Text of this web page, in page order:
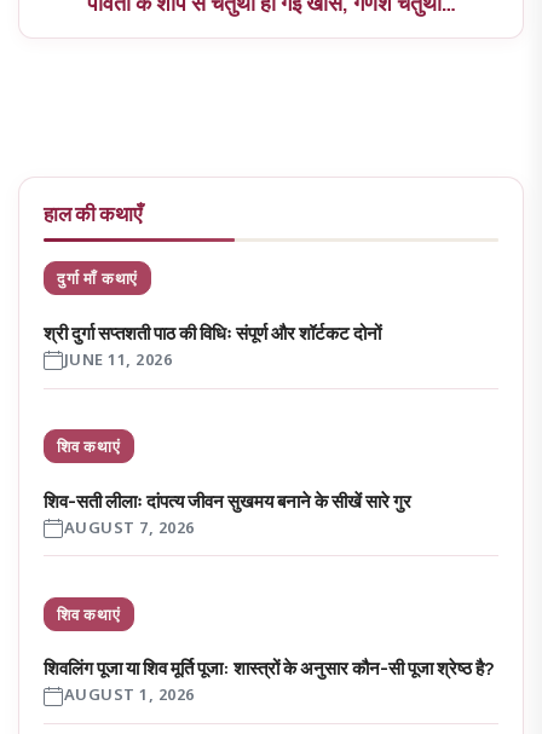
हाल की कथाएँ
दुर्गा माँ कथाएं
श्री दुर्गा सप्तशती पाठ की विधिः संपूर्ण और शॉर्टकट दोनों
JUNE 11, 2026
शिव कथाएं
शिव-सती लीलाः दांपत्य जीवन सुखमय बनाने के सीखें सारे गुर
AUGUST 7, 2026
शिव कथाएं
शिवलिंग पूजा या शिव मूर्ति पूजा: शास्त्रों के अनुसार कौन-सी पूजा श्रेष्ठ है?
AUGUST 1, 2026